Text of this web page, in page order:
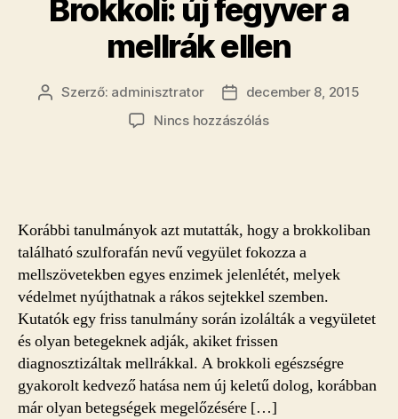
Brokkoli: új fegyver a
mellrák ellen
Bejegyzés
Szerző: adminisztrator
Bejegyzés
dátuma
december 8, 2015
Nincs hozzászólása(z)
ellen
bejegyzéshez
Korábbi tanulmányok azt mutatták, hogy a brokkoliban
található szulforafán nevű vegyület fokozza a
mellszövetekben egyes enzimek jelenlétét, melyek
védelmet nyújthatnak a rákos sejtekkel szemben.
Kutatók egy friss tanulmány során izolálták a vegyületet
és olyan betegeknek adják, akiket frissen
diagnosztizáltak mellrákkal. A brokkoli egészségre
gyakorolt kedvező hatása nem új keletű dolog, korábban
már olyan betegségek megelőzésére […]